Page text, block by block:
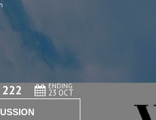
222 ENDING
23 OCT